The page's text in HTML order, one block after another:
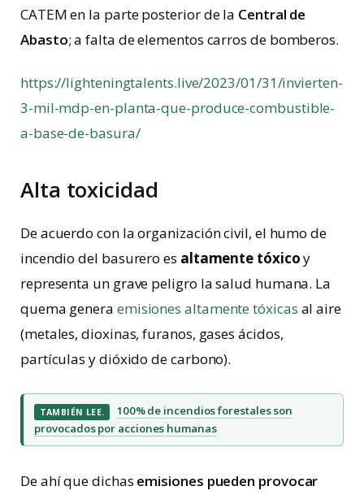
CATEM en la parte posterior de la Central de
Abasto; a falta de elementos carros de bomberos.
https://lighteningtalents.live/2023/01/31/invierten-
3-mil-mdp-en-planta-que-produce-combustible-
a-base-de-basura/
Alta toxicidad
De acuerdo con la organización civil, el humo de
incendio del basurero es altamente tóxicoy
representa un grave peligro la salud humana. La
quema genera emisiones altamente tóxicas al aire
(metales, dioxinas, furanos, gases ácidos,
partículas y dióxido de carbono).
TAMBIÉN LEE.
100% de incendios forestales son
provocados por acciones humanas
De ahí que dichas emisiones pueden provocar